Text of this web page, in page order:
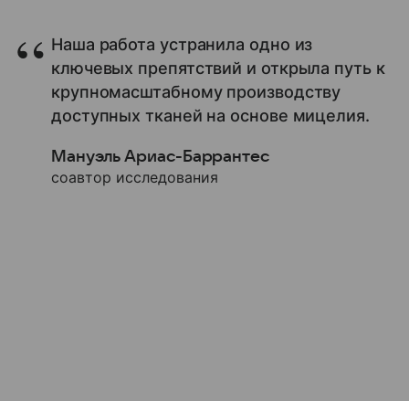
Наша работа устранила одно из
ключевых препятствий и открыла путь к
крупномасштабному производству
доступных тканей на основе мицелия.
Мануэль Ариас-Баррантес
соавтор исследования